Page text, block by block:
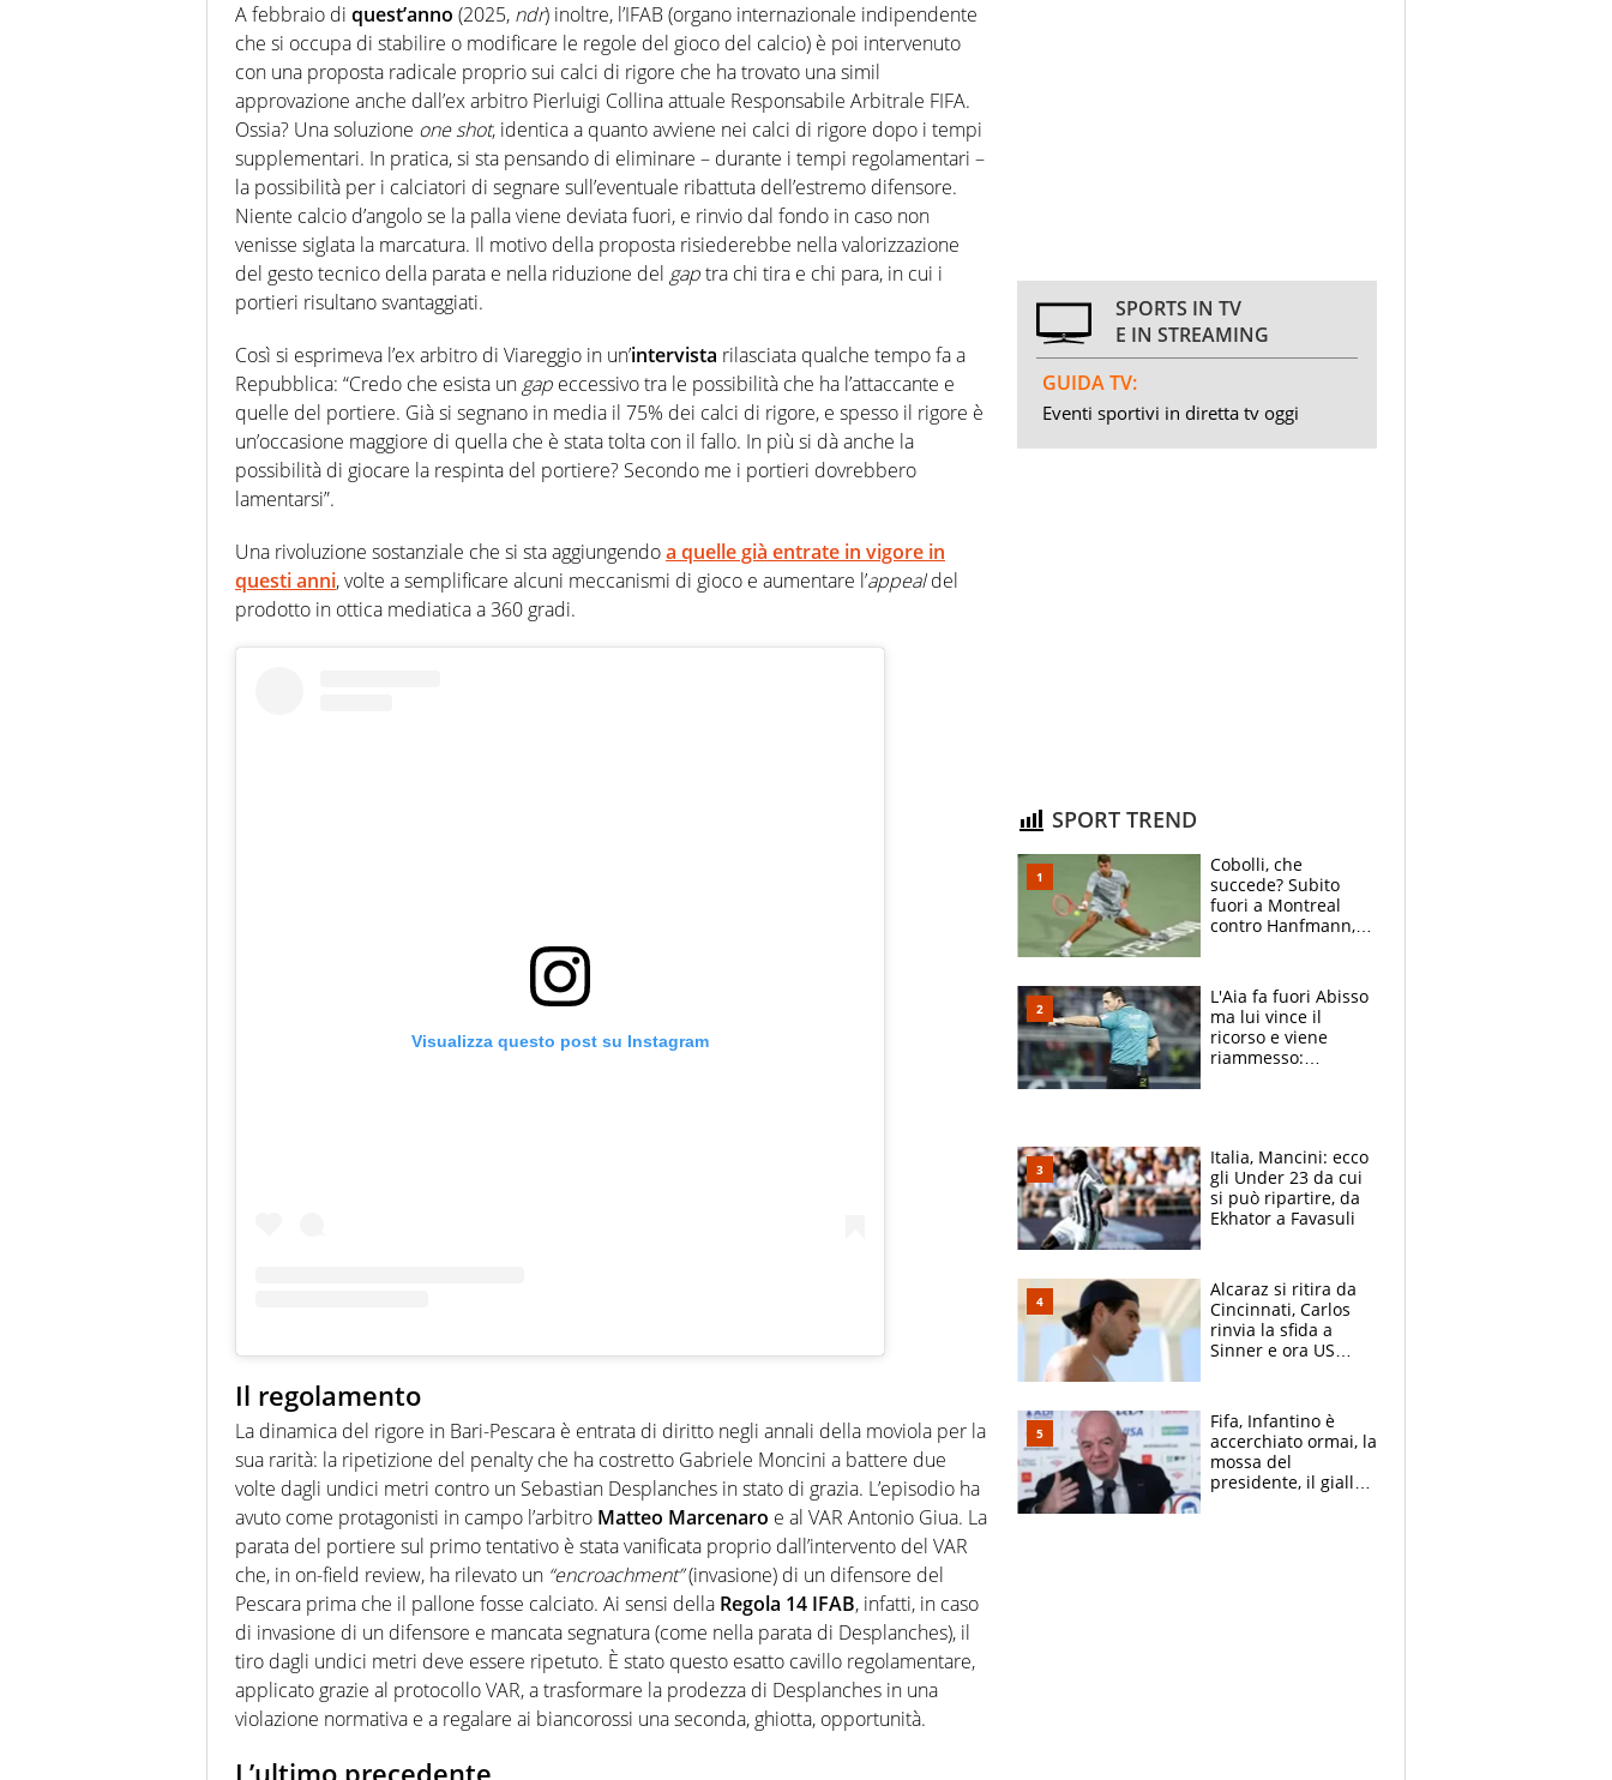
A febbraio di quest’anno (2025, ndr) inoltre, l’IFAB (organo internazionale indipendente
che si occupa di stabilire o modificare le regole del gioco del calcio) è poi intervenuto
con una proposta radicale proprio sui calci di rigore che ha trovato una simil
approvazione anche dall’ex arbitro Pierluigi Collina attuale Responsabile Arbitrale FIFA.
Ossia? Una soluzione one shot, identica a quanto avviene nei calci di rigore dopo i tempi
supplementari. In pratica, si sta pensando di eliminare – durante i tempi regolamentari –
la possibilità per i calciatori di segnare sull’eventuale ribattuta dell’estremo difensore.
Niente calcio d’angolo se la palla viene deviata fuori, e rinvio dal fondo in caso non
venisse siglata la marcatura. Il motivo della proposta risiederebbe nella valorizzazione
del gesto tecnico della parata e nella riduzione del gaptra chi tira e chi para, in cui i
portieri risultano svantaggiati.
Così si esprimeva l’ex arbitro di Viareggio in un’intervista rilasciata qualche tempo fa a
Repubblica: “Credo che esista un gap eccessivo tra le possibilità che ha l’attaccante e
quelle del portiere. Già si segnano in media il 75% dei calci di rigore, e spesso il rigore è
un’occasione maggiore di quella che è stata tolta con il fallo. In più si dà anche la
possibilità di giocare la respinta del portiere? Secondo me i portieri dovrebbero
lamentarsi”.
Una rivoluzione sostanziale che si sta aggiungendoa quelle già entrate in vigore in
questi anni, volte a semplificare alcuni meccanismi di gioco e aumentare l’appealdel
prodotto in ottica mediatica a 360 gradi.
Visualizza questo post su Instagram
Il regolamento
La dinamica del rigore in Bari-Pescara è entrata di diritto negli annali della moviola per la
sua rarità: la ripetizione del penalty che ha costretto Gabriele Moncini a battere due
volte dagli undici metri contro un Sebastian Desplanches in stato di grazia. L’episodio ha
avuto come protagonisti in campo l’arbitro Matteo Marcenaro e al VAR Antonio Giua. La
parata del portiere sul primo tentativo è stata vanificata proprio dall’intervento del VAR
che, in on-field review, ha rilevato un “encroachment”(invasione) di un difensore del
Pescara prima che il pallone fosse calciato. Ai sensi della Regola 14 IFAB, infatti, in caso
di invasione di un difensore e mancata segnatura (come nella parata di Desplanches), il
tiro dagli undici metri deve essere ripetuto. È stato questo esatto cavillo regolamentare,
applicato grazie al protocollo VAR, a trasformare la prodezza di Desplanches in una
violazione normativa e a regalare ai biancorossi una seconda, ghiotta, opportunità.
SPORTS IN TV
E IN STREAMING
GUIDA TV:
Eventi sportivi in diretta tv oggi
SPORT TREND
Cobolli, che
succede? Subito
fuori a Montreal
contro Hanfmann,
L'Aia fa fuori Abisso
ma lui vince il
ricorso e viene
riammesso:
Italia, Mancini: ecco
gli Under 23 da cui
si può ripartire, da
Ekhator a Favasuli
Alcaraz si ritira da
Cincinnati, Carlos
rinvia la sfida a
Sinner e ora US
Fifa, Infantino è
accerchiato ormai, la
mossa del
presidente, il giallo